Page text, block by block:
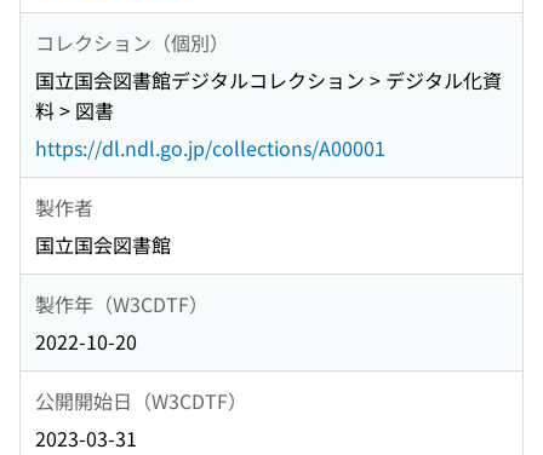
コレクション（個別）
国立国会図書館デジタルコレクション > デジタル化資
料 > 図書
https://dl.ndl.go.jp/collections/A00001
製作者
国立国会図書館
製作年（W3CDTF）
2022-10-20
公開開始日（W3CDTF）
2023-03-31